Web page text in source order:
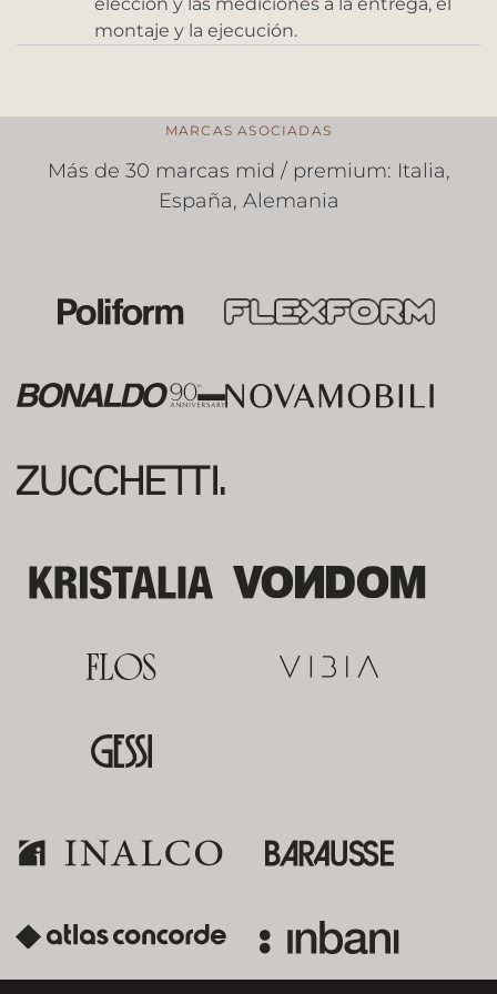
montaje y la ejecución.
MARCAS ASOCIADAS
Más de 30 marcas mid / premium: Italia,
España, Alemania